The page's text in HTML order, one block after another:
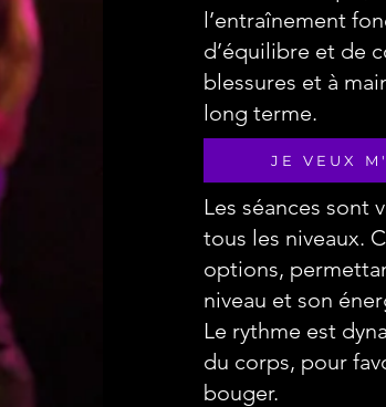
l’entraînement
d’équilibre et de
blessures et à
long terme.
JE VEUX
Les séances sont
tous les niveaux.
options,
niveau et son
Le rythme est
du corps, pour
bouger.